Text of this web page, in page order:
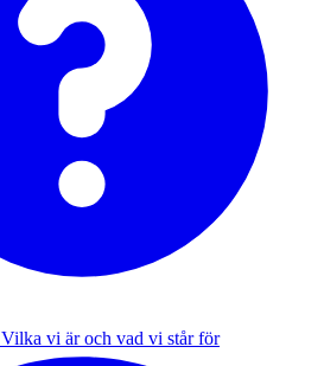
Vilka vi är och vad vi står för